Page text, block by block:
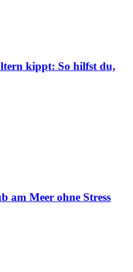
kippt: So hilfst du,
am Meer ohne Stress